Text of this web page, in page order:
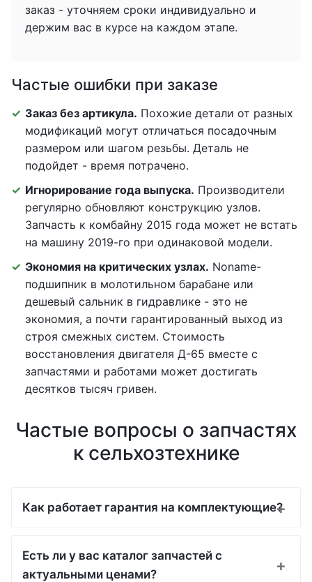
заказ - уточняем сроки индивидуально и
держим вас в курсе на каждом этапе.
Частые ошибки при заказе
Заказ без артикула. Похожие детали от разных
модификаций могут отличаться посадочным
размером или шагом резьбы. Деталь не
подойдет - время потрачено.
Игнорирование года выпуска. Производители
регулярно обновляют конструкцию узлов.
Запчасть к комбайну 2015 года может не встать
на машину 2019-го при одинаковой модели.
Экономия на критических узлах. Noname-
подшипник в молотильном барабане или
дешевый сальник в гидравлике - это не
экономия, а почти гарантированный выход из
строя смежных систем. Стоимость
восстановления двигателя Д-65 вместе с
запчастями и работами может достигать
десятков тысяч гривен.
Частые вопросы о запчастях
к сельхозтехнике
Как работает гарантия на комплектующие?
Есть ли у вас каталог запчастей с
актуальными ценами?